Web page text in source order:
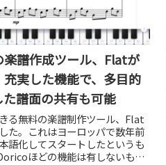
譜作成ツール、Flatが
実した機能で、多目的
譜面の共有も可能
る無料の楽譜制作ツール、Flat
た。これはヨーロッパで数年前
語化してスタートしたというも
ほどの機能は有しないもの